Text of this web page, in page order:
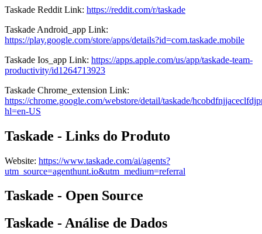
Taskade Reddit Link: https://reddit.com/r/taskade
Taskade Android_app Link:
https://play.google.com/store/apps/details?id=com.taskade.mobile
Taskade Ios_app Link: https://apps.apple.com/us/app/taskade-team-
productivity/id1264713923
Taskade Chrome_extension Link:
https://chrome.google.com/webstore/detail/taskade/
hl=en-US
Taskade - Links do Produto
Website: https://www.taskade.com/ai/agents?
utm_source=agenthunt.io&utm_medium=referral
Taskade - Open Source
Taskade - Análise de Dados